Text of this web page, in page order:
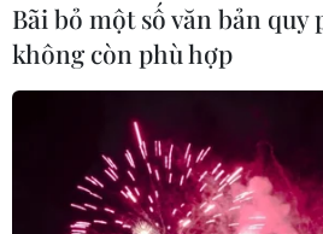
Bãi bỏ một số văn bản quy
không còn phù hợp